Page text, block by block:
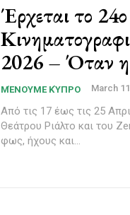
Έρχεται το
2026 – Όταν η
ΜΈΝΟΥΜΕ ΚΎΠΡΟ March
Από τις 17 έως τις 25
Θεάτρου Ριάλτο και του
φως, ήχους και...